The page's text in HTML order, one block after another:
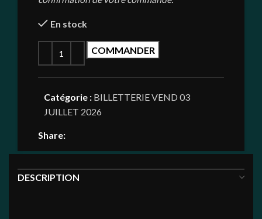
En stock
COMMANDER
Catégorie : BILLETTERIE VEND 03
JUILLET 2026
Share:
DESCRIPTION